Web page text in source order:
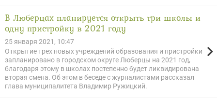
В Люберцах планируется открыть три школы и
одну пристройку в 2021 году
25 января 2021, 10:47
Открытие трех новых учреждений образования и пристройки
запланировано в городском округе Люберцы на 2021 год,
благодаря этому в школах постепенно будет ликвидирована
вторая смена. Об этом в беседе с журналистами рассказал
глава муниципалитета Владимир Ружицкий.